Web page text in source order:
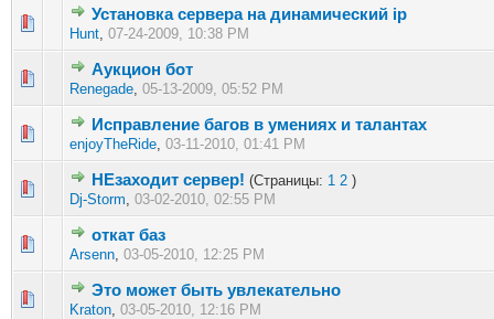
Установка сервера на динамический ip
Hunt, 07-24-2009, 10:38 PM
1 голос(ов) - 5 из 5 в среднем
12345
Аукцион бот
Renegade, 05-13-2009, 05:52 PM
1 голос(ов) - 5 из 5 в среднем
Исправление багов в умениях и талантах
enjoyTheRide, 03-11-2010, 01:41 PM
1 голос(ов) - 5 из 5 в среднем
12345
НЕзаходит сервер! (Страницы: 1 2 )
Dj-Storm, 03-02-2010, 02:55 PM
1 голос(ов) - 5 из 5 в среднем
12345
откат баз
Arsenn, 03-05-2010, 12:25 PM
1 голос(ов) - 5 из 5 в среднем
Это может быть увлекательно
Kraton, 03-05-2010, 12:16 PM
1 голос(ов) - 5 из 5 в среднем
123 45